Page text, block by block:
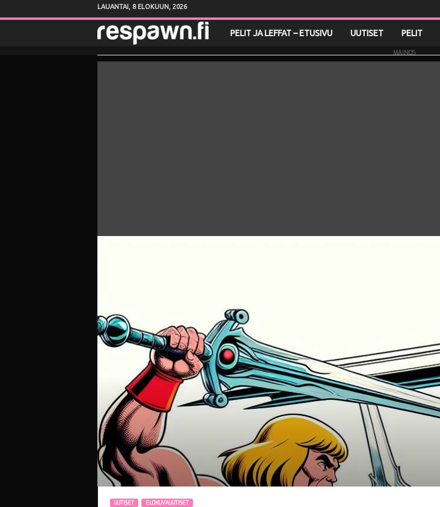
LAUANTAI, 8 ELOKUUN, 2026
e
PELIT JA LEFFAT – ETUSIVU UUTISET PELIT
MAINOS
UUTISET ELOKUVAUUTISET